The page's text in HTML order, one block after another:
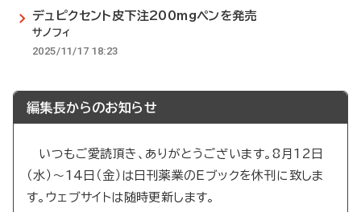
デュピクセント皮下注200mgペンを発売
サノフィ
2025/11/17 18:23
編集長からのお知らせ
いつもご愛読頂き、ありがとうございます。8月12日
（水）～14日（金）は日刊薬業のEブックを休刊に致しま
す。ウェブサイトは随時更新します。